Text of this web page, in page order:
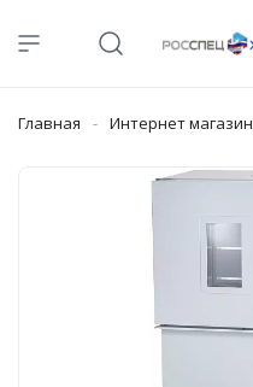
Главная Интернет магазин